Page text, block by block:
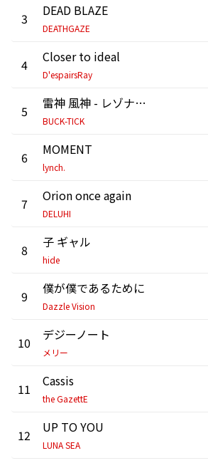
3 DEAD BLAZE
DEATHGAZE
4 Closer to ideal
D'espairsRay
5 雷神 風神 - レゾナンス
BUCK-TICK
6 MOMENT
lynch.
7 Orion once again
DELUHI
8 子 ギャル
hide
9 僕が僕であるために
Dazzle Vision
10 デジーノート
メリー
11 Cassis
the GazettE
12 UP TO YOU
LUNA SEA